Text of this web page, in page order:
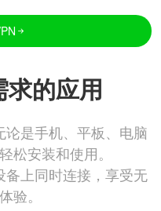
的应用
是手机、平板、电脑
松安装和使用。
上同时连接，享受无
验。